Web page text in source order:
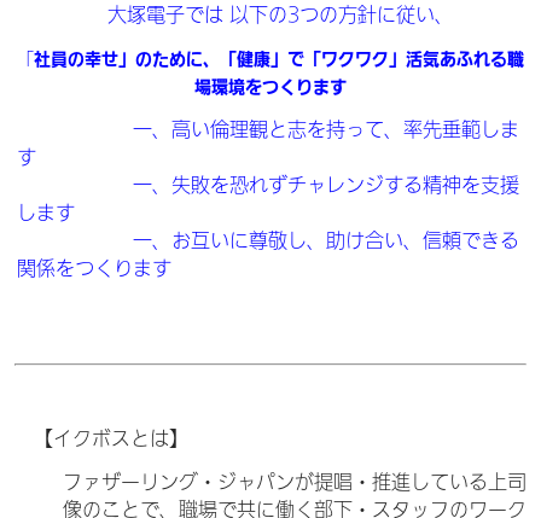
大塚電子では 以下の3つの方針に従い、
「社員の幸せ」のために、「健康」で「ワクワク」活気あふれる職
場環境をつくります
一、高い倫理観と志を持って、率先垂範しま
す
一、失敗を恐れずチャレンジする精神を支援
します
一、お互いに尊敬し、助け合い、信頼できる
関係をつくります
【イクボスとは】
ファザーリング・ジャパンが提唱・推進している上司
像のことで、職場で共に働く部下・スタッフのワーク